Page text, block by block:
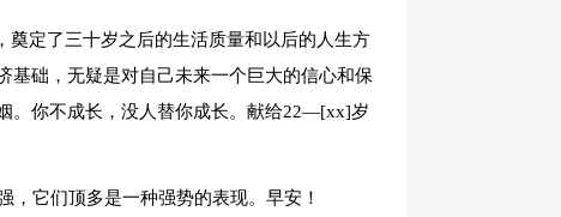
定了三十岁之后的生活质量和以后的人生方
基础，无疑是对自己未来一个巨大的信心和保
。你不成长，没人替你成长。献给22—[xx]岁
，它们顶多是一种强势的表现。早安！